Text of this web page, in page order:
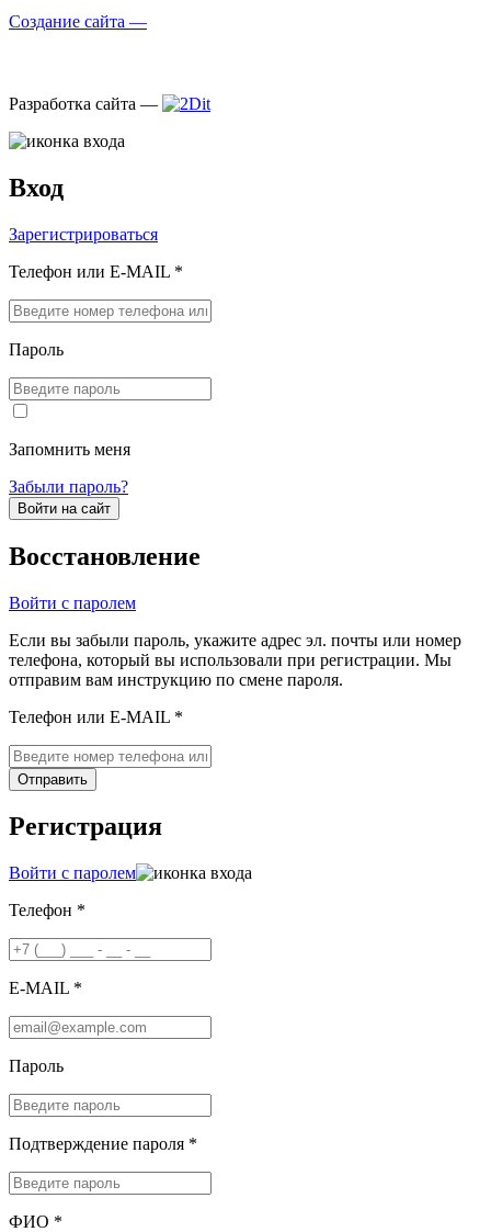
Создание сайта —
Разработка сайта —
Вход
Зарегистрироваться
Телефон или E-MAIL *
Пароль
Запомнить меня
Забыли пароль?
Войти на сайт
Восстановление
Войти с паролем
Если вы забыли пароль, укажите адрес эл. почты или номер
телефона, который вы использовали при регистрации. Мы
отправим вам инструкцию по смене пароля.
Телефон или E-MAIL *
Отправить
Регистрация
Войти с паролем
Телефон *
E-MAIL *
Пароль
Подтверждение пароля *
ФИО *